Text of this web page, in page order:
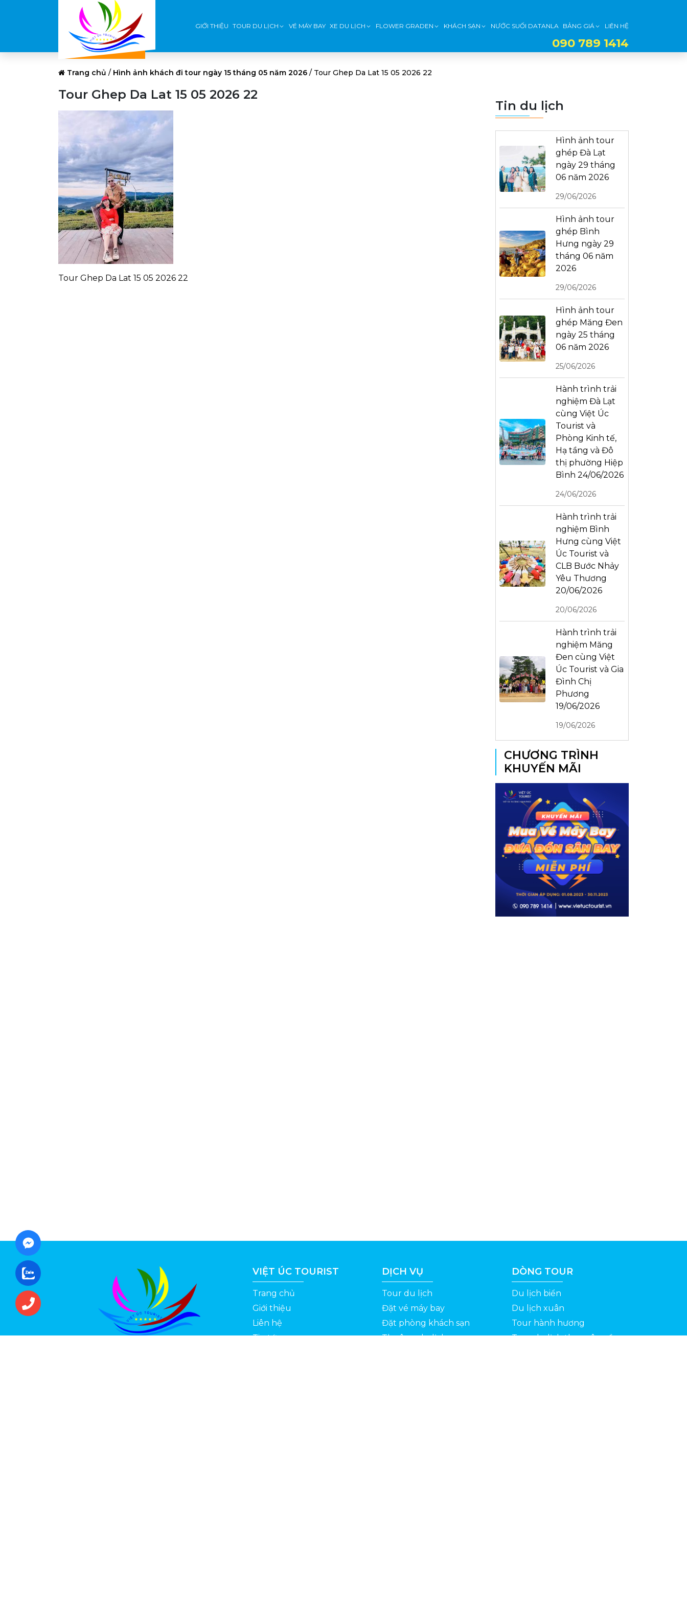
GIỚI THIỆU TOUR DU LỊCH VÉ MÁY BAY XE DU LỊCH FLOWER GRADEN KHÁCH SẠN NƯỚC SUỐI DATANLA BẢNG GIÁ LIÊN HỆ
090 789 1414
Trang chủ / Hình ảnh khách đi tour ngày 15 tháng 05 năm 2026 / Tour Ghep Da Lat 15 05 2026 22
Tour Ghep Da Lat 15 05 2026 22
Tour Ghep Da Lat 15 05 2026 22
Tin du lịch
Hình ảnh tour
ghép Đà Lạt
ngày 29 tháng
06 năm 2026
29/06/2026
Hình ảnh tour
ghép Bình
Hưng ngày 29
tháng 06 năm
2026
29/06/2026
Hình ảnh tour
ghép Măng Đen
ngày 25 tháng
06 năm 2026
25/06/2026
Hành trình trải
nghiệm Đà Lạt
cùng Việt Úc
Tourist và
Phòng Kinh tế,
Hạ tầng và Đô
thị phường Hiệp
Bình 24/06/2026
24/06/2026
Hành trình trải
nghiệm Bình
Hưng cùng Việt
Úc Tourist và
CLB Bước Nhảy
Yêu Thương
20/06/2026
20/06/2026
Hành trình trải
nghiệm Măng
Đen cùng Việt
Úc Tourist và Gia
Đình Chị
Phương
19/06/2026
19/06/2026
CHƯƠNG TRÌNH
KHUYẾN MÃI
VIỆT ÚC TOURIST
Trang chủ
Giới thiệu
Liên hệ
Tin tức
DỊCH VỤ
Tour du lịch
Đặt vé máy bay
Đặt phòng khách sạn
Thuê xe du lịch
DÒNG TOUR
Du lịch biển
Du lịch xuân
Tour hành hương
Tour du lịch theo yêu cầu